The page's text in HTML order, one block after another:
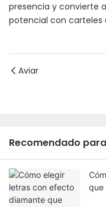
presencia y convierte
potencial con carteles
Aviar
Recomendado
que